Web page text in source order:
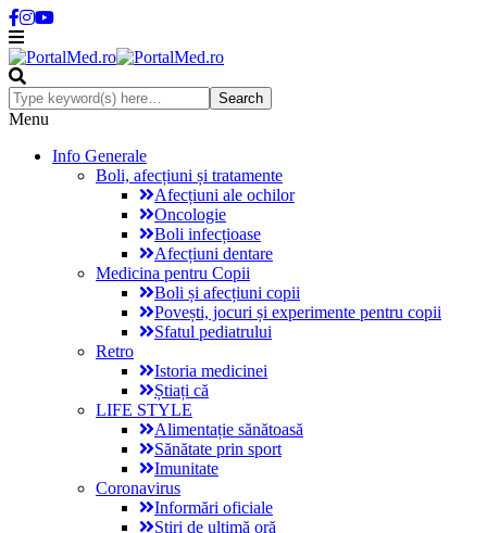
Menu
Info Generale
Boli, afecțiuni și tratamente
Afecțiuni ale ochilor
Oncologie
Boli infecțioase
Afecțiuni dentare
Medicina pentru Copii
Boli și afecțiuni copii
Povești, jocuri și experimente pentru copii
Sfatul pediatrului
Retro
Istoria medicinei
Știați că
LIFE STYLE
Alimentație sănătoasă
Sănătate prin sport
Imunitate
Coronavirus
Informări oficiale
Știri de ultimă oră